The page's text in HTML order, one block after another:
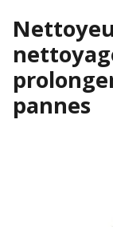
pannes